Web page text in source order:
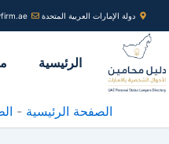
تخطي
إلى
المحتوى
دولة الإمارات العربية المتحدة
الرئيسية
الصفحة الرئيسية -